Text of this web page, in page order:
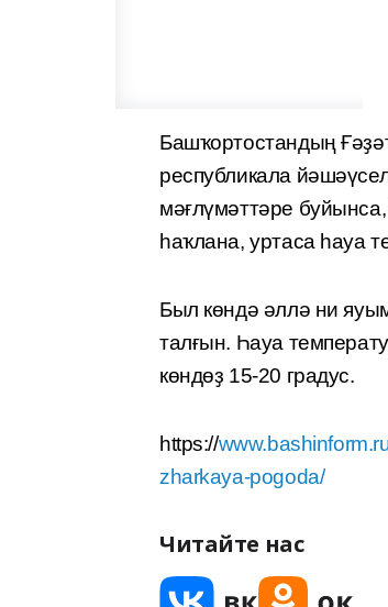
Башҡортостандың
республикала
мәғлүмәттәре
һаҡлана, уртаса һауа
Был көндә әллә ни
талғын. Һауа
көндөҙ 15-20 градус.
https://
zharkaya-pogoda/
Читайте нас